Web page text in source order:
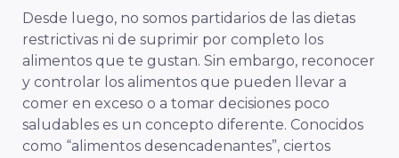
Desde luego, no somos partidarios de las dietas
restrictivas ni de suprimir por completo los
alimentos que te gustan. Sin embargo, reconocer
y controlar los alimentos que pueden llevar a
comer en exceso o a tomar decisiones poco
saludables es un concepto diferente. Conocidos
como “alimentos desencadenantes”, ciertos